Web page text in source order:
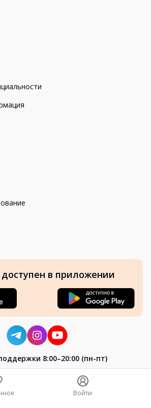
в приложении
8:00–20:00 (пн-пт)
Войти